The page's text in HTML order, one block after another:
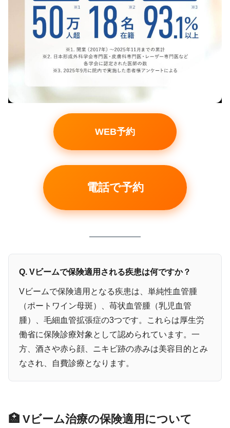
WEB予約
電話で予約
Q. Vビームで保険適用される疾患は何ですか？
Vビームで保険適用となる疾患は、単純性血管腫
（ポートワイン母斑）、苺状血管腫（乳児血管
腫）、毛細血管拡張症の3つです。これらは厚生労
働省に保険診療対象として認められています。一
方、酒さや赤ら顔、ニキビ跡の赤みは美容目的とみ
なされ、自費診療となります。
🏥 Vビーム治療の保険適用について